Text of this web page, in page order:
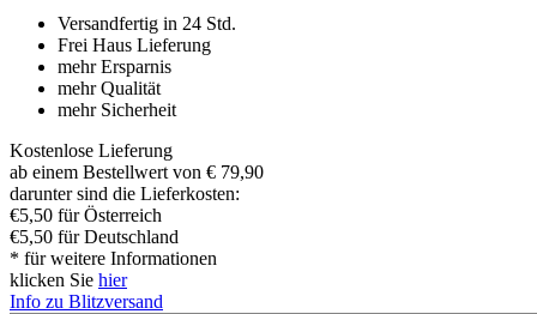
Versandfertig in 24 Std.
Frei Haus Lieferung
mehr Ersparnis
mehr Qualität
mehr Sicherheit
Kostenlose Lieferung
ab einem Bestellwert von € 79,90
darunter sind die Lieferkosten:
€5,50 für Österreich
€5,50 für Deutschland
* für weitere Informationen
klicken Sie hier
Info zu Blitzversand